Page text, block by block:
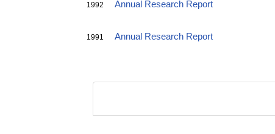
1992 Annual Research Report
1991 Annual Research Report